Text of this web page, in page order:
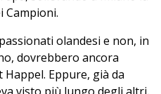
Campioni.
olandesi e non, in
dovrebbero ancora
Eppure, già da